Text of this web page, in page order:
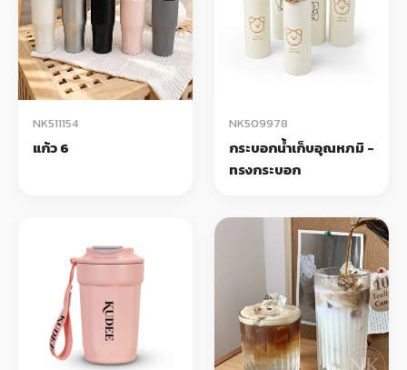
NK511154
แก้ว 6
NK509978
กระบอกน้ำเก็บอุณหภมิ -
ทรงกระบอก